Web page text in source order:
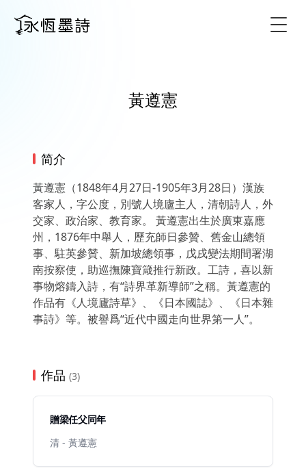
黃遵憲
简介
黃遵憲（1848年4月27日-1905年3月28日）漢族
客家人，字公度，別號人境廬主人，清朝詩人，外
交家、政治家、教育家。 黃遵憲出生於廣東嘉應
州，1876年中舉人，歷充師日參贊、舊金山總領
事、駐英參贊、新加坡總領事，戊戌變法期間署湖
南按察使，助巡撫陳寶箴推行新政。工詩，喜以新
事物熔鑄入詩，有“詩界革新導師”之稱。黃遵憲的
作品有《人境廬詩草》、《日本國誌》、《日本雜
事詩》等。被譽爲“近代中國走向世界第一人”。
作品 (3)
贈梁任父同年
清 - 黃遵憲